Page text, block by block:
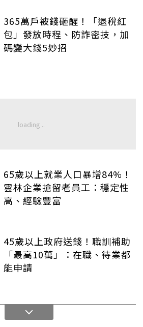
365萬戶被錢砸醒！「退稅紅
包」發放時程、防詐密技，加
碼變大錢5妙招
65歲以上就業人口暴增84%！
雲林企業搶留老員工：穩定性
高、經驗豐富
45歲以上政府送錢！職訓補助
「最高10萬」：在職、待業都
能申請